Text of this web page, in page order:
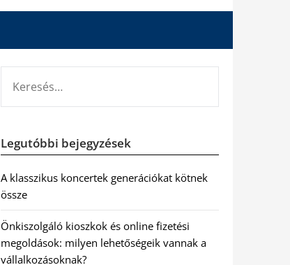
Legutóbbi bejegyzések
A klasszikus koncertek generációkat kötnek
össze
Önkiszolgáló kioszkok és online fizetési
megoldások: milyen lehetőségeik vannak a
vállalkozásoknak?